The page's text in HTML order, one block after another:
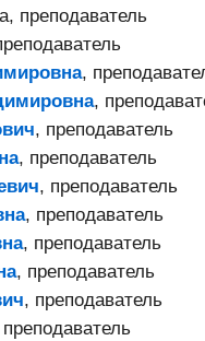
преподаватель
,
,
, преподаватель
, преподаватель
, преподаватель
, преподаватель
, преподаватель
, преподаватель
, преподаватель